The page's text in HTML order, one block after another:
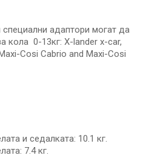
адаптори могат да
кола 0-13кг: X-lander x-car,
Cosi Cabrio and Maxi-Cosi
и седалката: 10.1 кг.
7.4 кг.